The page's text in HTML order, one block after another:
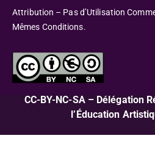
Attribution – Pas d’Utilisation
Mêmes Conditions.
CC-BY-NC-SA – Délégation
l’Éducation